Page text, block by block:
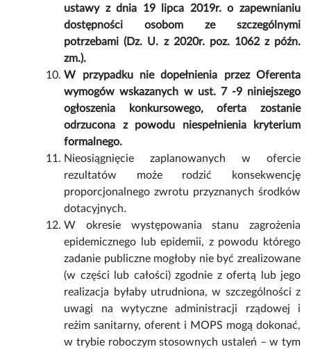
ustawy z dnia 19 lipca 2019r. o zapewnianiu
dostępności osobom ze szczególnymi
potrzebami (Dz. U. z 2020r. poz. 1062 z późn.
zm.).
W przypadku nie dopełnienia przez Oferenta
wymogów wskazanych w ust. 7 -9 niniejszego
ogłoszenia konkursowego, oferta zostanie
odrzucona z powodu niespełnienia kryterium
formalnego.
Nieosiągnięcie zaplanowanych w ofercie
rezultatów może rodzić konsekwencję
proporcjonalnego zwrotu przyznanych środków
dotacyjnych.
W okresie występowania stanu zagrożenia
epidemicznego lub epidemii, z powodu którego
zadanie publiczne mogłoby nie być zrealizowane
(w części lub całości) zgodnie z ofertą lub jego
realizacja byłaby utrudniona, w szczególności z
uwagi na wytyczne administracji rządowej i
reżim sanitarny, oferent i MOPS mogą dokonać,
w trybie roboczym stosownych ustaleń – w tym